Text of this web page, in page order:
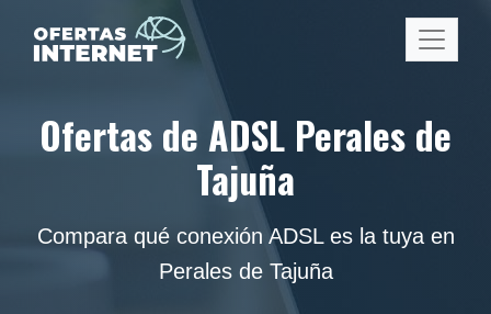
Ofertas de ADSL Perales de
Tajuña
Compara qué conexión ADSL es la tuya en
Perales de Tajuña